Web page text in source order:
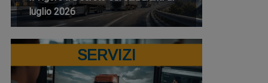
luglio 2026
SERVIZI